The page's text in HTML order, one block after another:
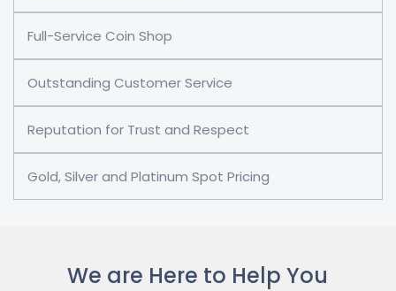
Full-Service Coin Shop
Outstanding Customer Service
Reputation for Trust and Respect
Gold, Silver and Platinum Spot Pricing
We are Here to Help You